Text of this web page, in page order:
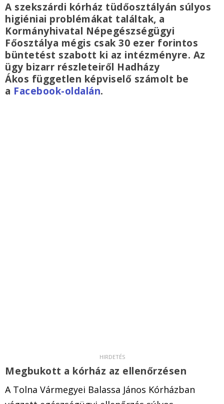
A szekszárdi kórház tüdőosztályán súlyos
higiéniai problémákat találtak, a
Kormányhivatal Népegészségügyi
Főosztálya mégis csak 30 ezer forintos
büntetést szabott ki az intézményre. Az
ügy bizarr részleteiről Hadházy
Ákos független képviselő számolt be
a Facebook-oldalán.
Megbukott a kórház az ellenőrzésen
A Tolna Vármegyei Balassa János Kórházban